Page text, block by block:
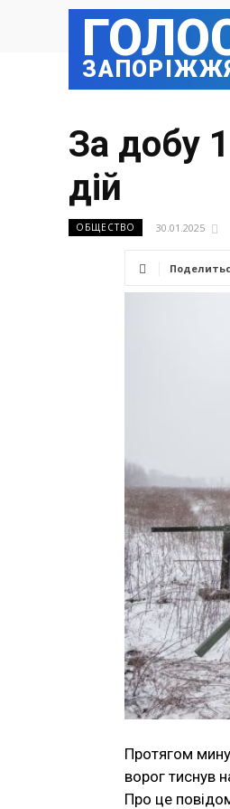
За добу
дій
ОБЩЕСТВО 30.01.2025
Протягом
ворог тиснув
Про це